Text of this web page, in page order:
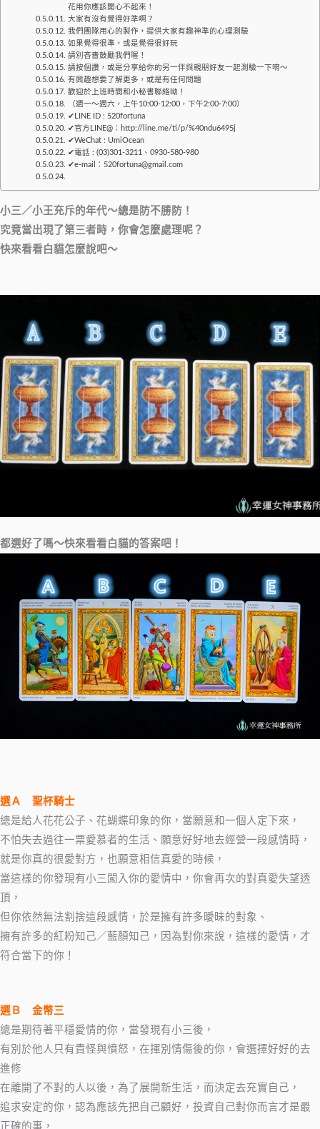
花用你應該開心不起來！
大家有沒有覺得好準啊？
我們團隊用心的製作，提供大家有趣神準的心理測驗
如果覺得很準，或是覺得很好玩
請別吝嗇鼓勵我們喔！
請按個讚，或是分享給你的另一伴與親朋好友一起測驗一下唷～
有興趣想要了解更多，或是有任何問題
歡迎於上班時間和小秘書聯絡呦！
（週一～週六，上午10:00-12:00，下午2:00-7:00）
✔LINE ID : 520fortuna
✔官方LINE@：http://line.me/ti/p/%40ndu6495j
✔WeChat : UmiOcean
✔電話 : (03)301-3211、0930-580-980
✔e-mail： 520fortuna@gmail.com
小三／小王充斥的年代～總是防不勝防！
究竟當出現了第三者時，你會怎麼處理呢？
快來看看白貓怎麼說吧～
都選好了嗎～快來看看白貓的答案吧！
選Ａ 聖杯騎士
總是給人花花公子、花蝴蝶印象的你，當願意和一個人定下來，
不怕失去過往一票愛慕者的生活、願意好好地去經營一段感情時，
就是你真的很愛對方，也願意相信真愛的時候，
當這樣的你發現有小三闖入你的愛情中，你會再次的對真愛失望透
頂，
但你依然無法割捨這段感情，於是擁有許多曖昧的對象、
擁有許多的紅粉知己／藍顏知己，因為對你來說，這樣的愛情，才
符合當下的你！
選Ｂ 金幣三
總是期待著平穩愛情的你，當發現有小三後，
有別於他人只有責怪與憤怒，在揮別情傷後的你，會選擇好好的去
進修
在離開了不對的人以後，為了展開新生活，而決定去充實自己，
追求安定的你，認為應該先把自己顧好，投資自己對你而言才是最
正確的事，